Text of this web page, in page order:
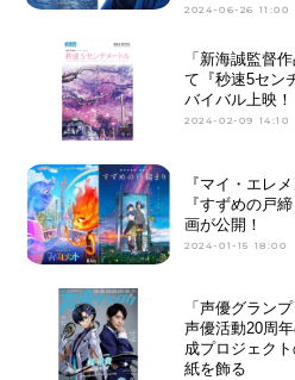
2024-06-26 11:00
「新海誠監督
て『秒速5セン
バイバル上映！
2024-02-09 14:10
『マイ・エレ
『すずめの戸
画が公開！
2024-01-15 18:00
「声優グラン
声優活動20周
成プロジェク
紙を飾る